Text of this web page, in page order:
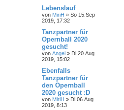
Lebenslauf
von MiriH » So 15.Sep
2019, 17:32
Tanzpartner für
Opernball 2020
gesucht!
von Angel » Di 20.Aug
2019, 15:02
Ebenfalls
Tanzpartner für
den Opernball
2020 gesucht :D
von MiriH » Di 06.Aug
2019, 8:13